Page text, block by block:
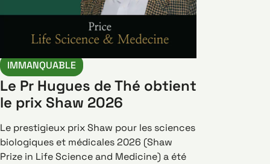
IMMANQUABLE
Le Pr Hugues de Thé obtient
le prix Shaw 2026
Le prestigieux prix Shaw pour les sciences
biologiques et médicales 2026 (Shaw
Prize in Life Science and Medicine) a été